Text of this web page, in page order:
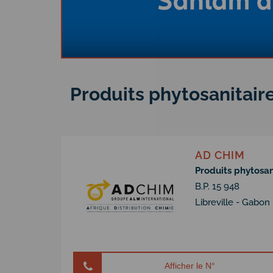
Produits
AD CHIM
Produits
B.P. 15 948
Libreville - Gabon
Afficher le N°